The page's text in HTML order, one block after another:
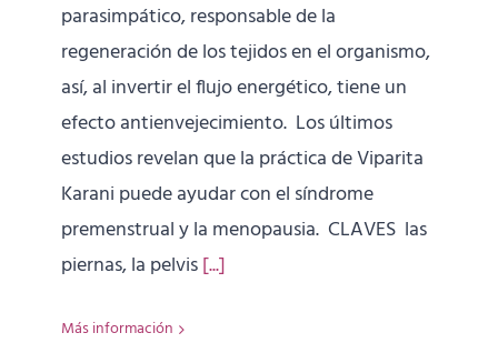
parasimpático, responsable de la
regeneración de los tejidos en el organismo,
así, al invertir el flujo energético, tiene un
efecto antienvejecimiento. Los últimos
estudios revelan que la práctica de Viparita
Karani puede ayudar con el síndrome
premenstrual y la menopausia. CLAVES las
piernas, la pelvis[...]
Más información